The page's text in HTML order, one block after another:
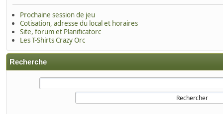
Prochaine session de jeu
Cotisation, adresse du local et horaires
Site, forum et Planificatorc
Les T-Shirts Crazy Orc
Recherche